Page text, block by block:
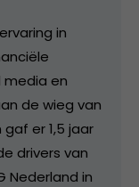
in
media en
de wieg van
er 1,5 jaar
drivers van
Nederland in